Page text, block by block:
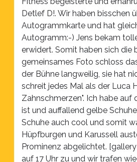
Detlef D!. Wir haben bisschen
Autogrammkarte und hat
Autogramm:-) Jens bekam
erwidert. Somit haben sich die
gemeinsames Foto schloss
der Bühne langweilig, sie hat
schreit jedes Mal als der Luca
Zahnschmerzen". Ich habe
ist und auffallend gelbe
Schuhe auch cool und somit
Hüpfburgen und Karussell
Prominenz abgelichtet.
auf 17 Uhr zu und wir trafen